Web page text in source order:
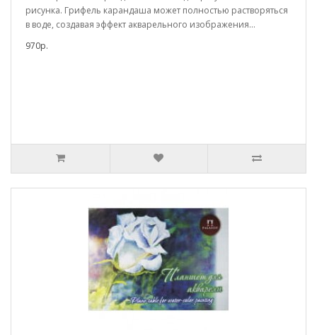
рисунка. Грифель карандаша может полностью растворяться
в воде, создавая эффект акварельного изображения...
970р.